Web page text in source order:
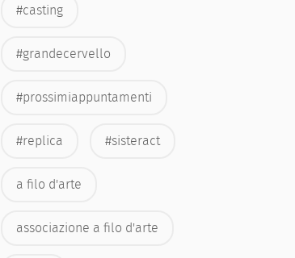
#casting
#grandecervello
#prossimiappuntamenti
#replica #sisteract
a filo d'arte
associazione a filo d'arte